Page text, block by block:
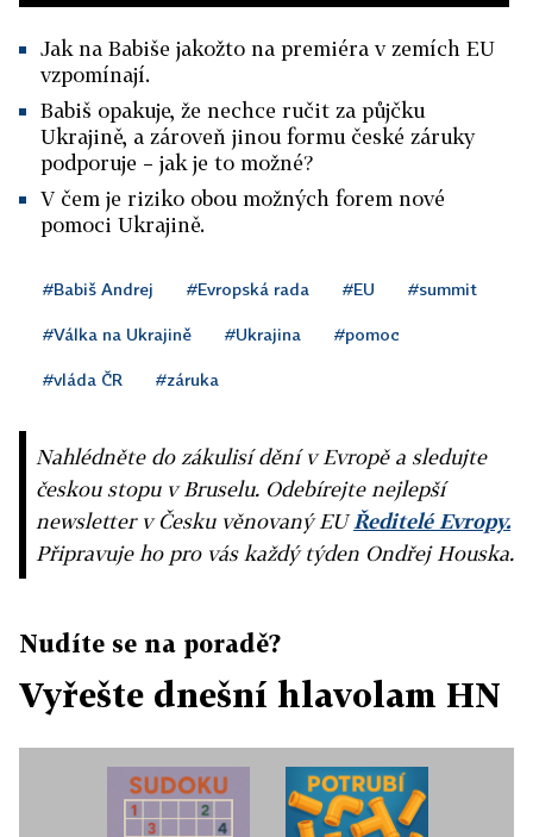
Jak na Babiše jakožto na premiéra v zemích EU
vzpomínají.
Babiš opakuje, že nechce ručit za půjčku
Ukrajině, a zároveň jinou formu české záruky
podporuje – jak je to možné?
V čem je riziko obou možných forem nové
pomoci Ukrajině.
#Babiš Andrej #Evropská rada #EU #summit
#Válka na Ukrajině #Ukrajina #pomoc
#vláda ČR #záruka
Nahlédněte do zákulisí dění v Evropě a sledujte
českou stopu v Bruselu. Odebírejte nejlepší
newsletter v Česku věnovaný EUŘeditelé Evropy.
Připravuje ho pro vás každý týden Ondřej Houska.
Nudíte se na poradě?
Vyřešte dnešní hlavolam HN